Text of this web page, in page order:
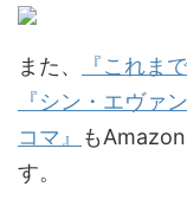
また、
『これま
『シン・エヴァ
コマ』
も
す。